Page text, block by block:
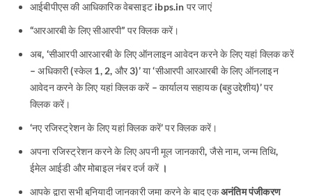
आईबीपीएस की आधिकारिक वेबसाइट ibps.in पर जाएं
“आरआरबी के लिए सीआरपी” पर क्लिक करें।
अब, ‘सीआरपी आरआरबी के लिए ऑनलाइन आवेदन करने के लिए यहां क्लिक करें
– अधिकारी (स्केल 1, 2, और 3)’ या ‘सीआरपी आरआरबी के लिए ऑनलाइन
आवेदन करने के लिए यहां क्लिक करें – कार्यालय सहायक (बहुउद्देशीय)’ पर
क्लिक करें।
‘नए रजिस्ट्रेशन के लिए यहां क्लिक करें’ पर क्लिक करें।
अपना रजिस्ट्रेशन करने के लिए अपनी मूल जानकारी, जैसे नाम, जन्म तिथि,
ईमेल आईडी और मोबाइल नंबर दर्ज करें ।
आपके द्वारा सभी बुनियादी जानकारी जमा करने के बाद एकअनंतिम पंजीकरण